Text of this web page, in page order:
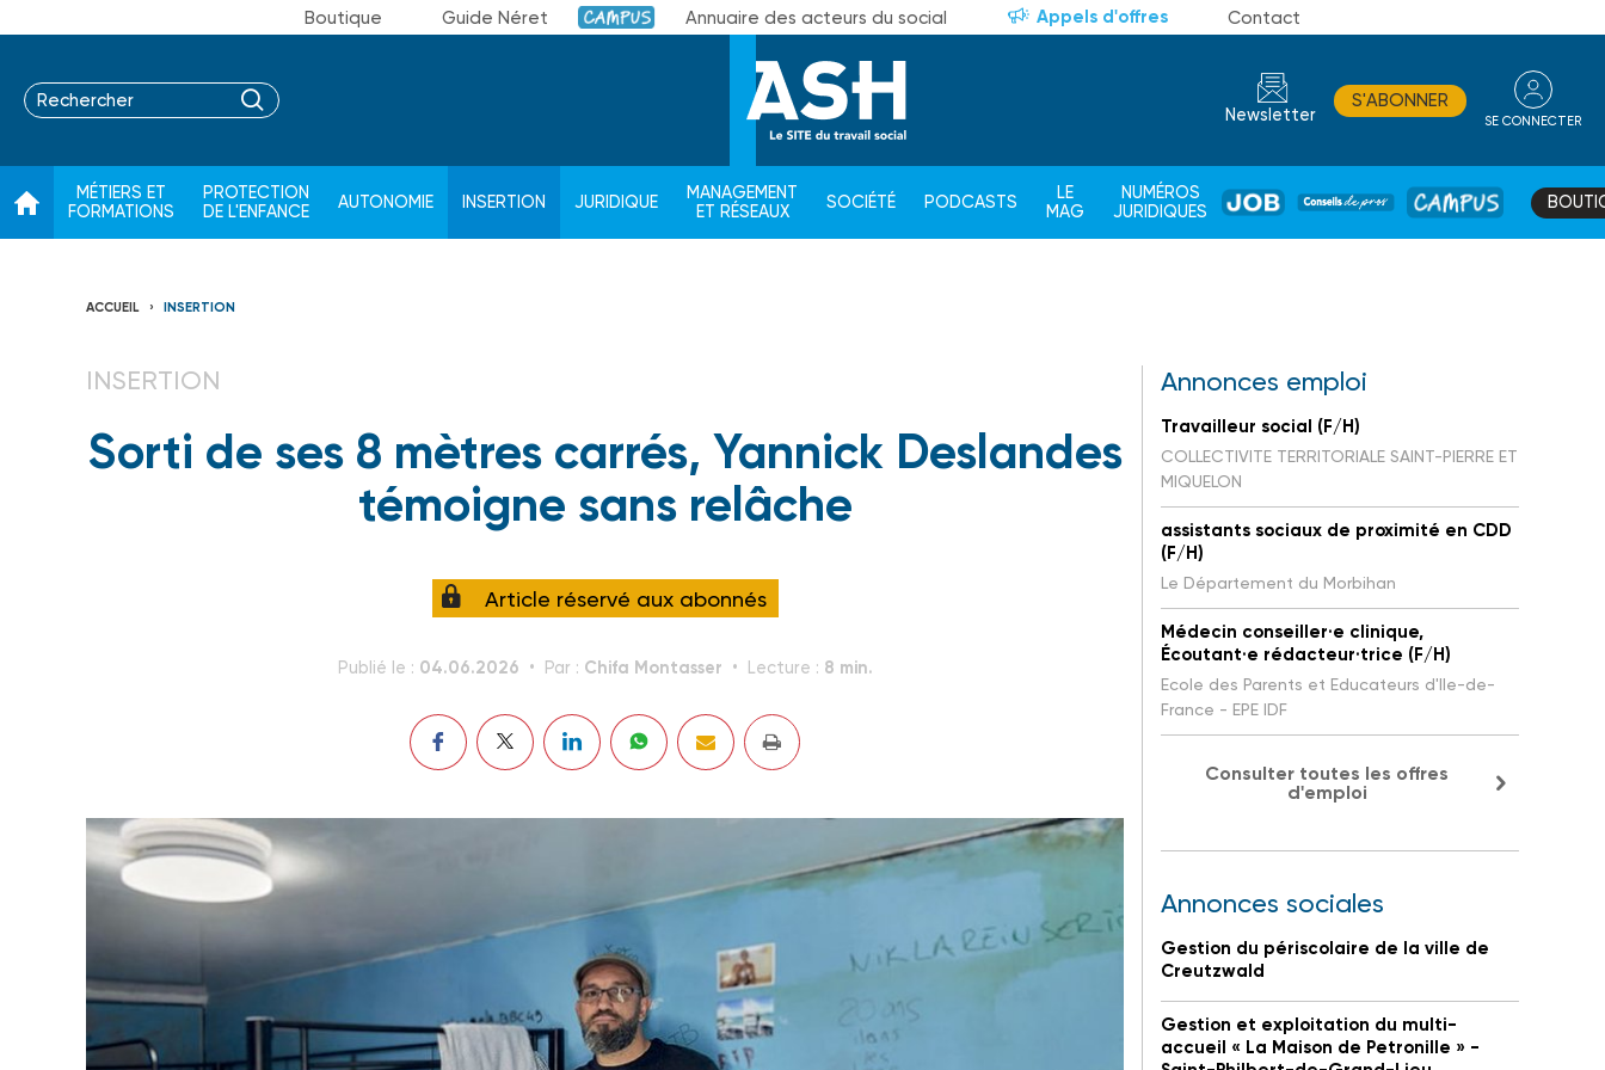
Boutique Guide Néret Campus Annuaire des acteurs du social Appels d'offres Contact
Newsletter
S'ABONNER
SE CONNECTER
MÉTIERS ET
FORMATIONS
PROTECTION
DE L'ENFANCE
AUTONOMIE INSERTION JURIDIQUE
MANAGEMENT
ET RÉSEAUX
SOCIÉTÉ PODCASTS
LE
MAG
NUMÉROS
JURIDIQUES
JOB
DE
CAMPUS
ACCUEIL INSERTION
INSERTION
Sorti de ses 8 mètres carrés, Yannick Deslandes
témoigne sans relâche
Article réservé aux abonnés
Publié le : 04.06.2026 Par : Chifa Montasser Lecture : 8 min.
Annonces emploi
Travailleur social (F/H)
COLLECTIVITE TERRITORIALE SAINT-PIERRE ET
MIQUELON
assistants sociaux de proximité en CDD
(F/H)
Le Département du Morbihan
Médecin conseiller·e clinique,
Écoutant·e rédacteur·trice (F/H)
Ecole des Parents et Educateurs d'Ile-de-
France - EPE IDF
Consulter toutes les offres
d'emploi
Annonces sociales
Gestion du périscolaire de la ville de
Creutzwald
Gestion et exploitation du multi-
accueil « La Maison de Petronille » -